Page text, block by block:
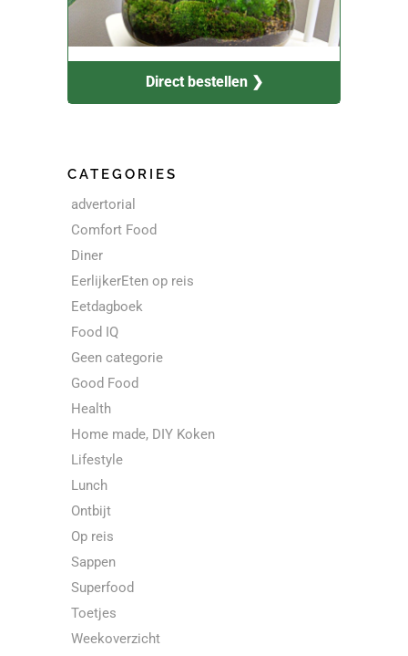
Direct bestellen ❯
CATEGORIES
advertorial
Comfort Food
Diner
EerlijkerEten op reis
Eetdagboek
Food IQ
Geen categorie
Good Food
Health
Home made, DIY Koken
Lifestyle
Lunch
Ontbijt
Op reis
Sappen
Superfood
Toetjes
Weekoverzicht